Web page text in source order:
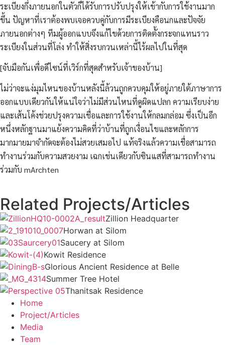
ระเบียงกึ่งภายนอกในตัวก็ได้รับการปรับปรุงให้เข้ากับการใช้งานมาก
ขึ้น ปัญหาที่เราต้องพบเจอควบคู่กับการมีระเบียงคือนกและปัจจัย
ภายนอกต่างๆ ทีมผู้ออกแบบจึงแก้ไขด้วยการติดตั้งกระจกแทนราว
ระเบียงในส่วนที่โล่ง ทำให้สิ่งรบกวนเหล่านี้ไร้ผลไปในที่สุด
[จับมือกันเพื่อดีไซน์ที่เวิร์กที่สุดสำหรับเจ้าของบ้าน]
ไม่ว่าจะแง่มุมไหนของบ้านหลังนี้ล้วนถูกควบคุมให้อยู่ภายใต้ภาษาการ
ออกแบบเดียวกันให้แน่ใจว่าไม่มีส่วนไหนที่ดูผิดแปลก ความเรียบง่าย
และเส้นโค้งช่วยปรุงความเชื่อและการใช้งานให้กลมกล่อม ซึ่งเป็นอีก
หนึ่งหลักฐานมาแย้งความคิดที่ว่าบ้านที่ถูกเงื่อนไขและหลักการ
มากมายมาจำกัดจะต้องไม่สวยเสมอไป แท้จริงแล้วความเชื่อสามารถ
ทำงานร่วมกับความสวยงาม เฉกเช่นเดียวกับซินแสที่สามารถทำงาน
ร่วมกับ mArchten
Related Projects/Articles
Zillion Headquarter
Horwan at Silom
Saucery at Silom
Kowit Residence
Glorious Ancient Residence at Belle
Summer Tree Hotel
Thanitsak Residence
Home
Project/Articles
Media
Team